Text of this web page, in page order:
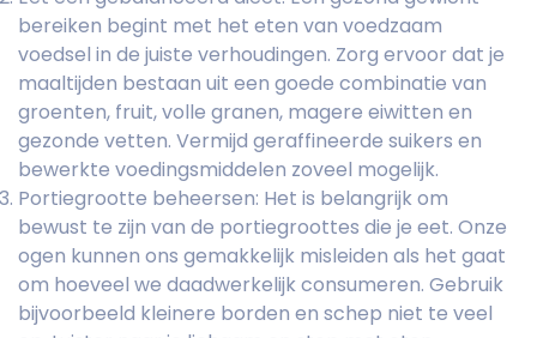
bereiken begint met het eten van voedzaam
voedsel in de juiste verhoudingen. Zorg ervoor dat je
maaltijden bestaan uit een goede combinatie van
groenten, fruit, volle granen, magere eiwitten en
gezonde vetten. Vermijd geraffineerde suikers en
bewerkte voedingsmiddelen zoveel mogelijk.
Portiegrootte beheersen: Het is belangrijk om
bewust te zijn van de portiegroottes die je eet. Onze
ogen kunnen ons gemakkelijk misleiden als het gaat
om hoeveel we daadwerkelijk consumeren. Gebruik
bijvoorbeeld kleinere borden en schep niet te veel